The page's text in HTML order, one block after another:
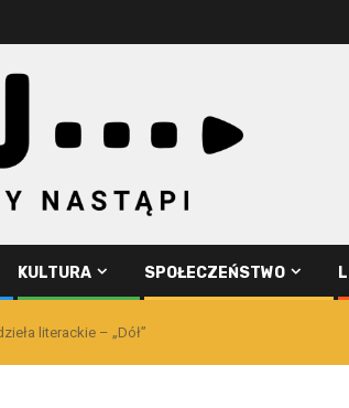
KULTURA SPOŁECZEŃSTWO
literackie – „Dół”